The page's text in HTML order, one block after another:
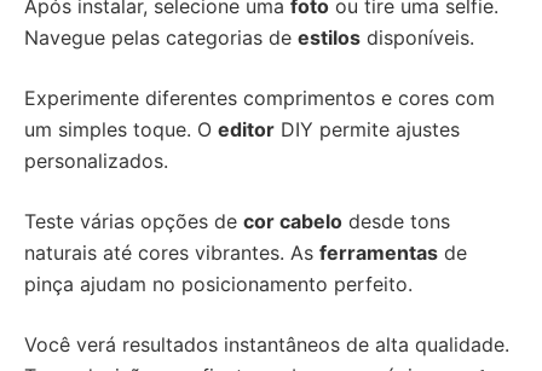
Após instalar, selecione uma foto ou tire uma selfie.
Navegue pelas categorias de estilos disponíveis.
Experimente diferentes comprimentos e cores com
um simples toque. O editor DIY permite ajustes
personalizados.
Teste várias opções de cor cabelo desde tons
naturais até cores vibrantes. As ferramentas de
pinça ajudam no posicionamento perfeito.
Você verá resultados instantâneos de alta qualidade.